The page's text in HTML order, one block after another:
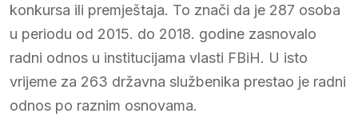
konkursa ili premještaja. To znači da je 287 osoba
u periodu od 2015. do 2018. godine zasnovalo
radni odnos u institucijama vlasti FBiH. U isto
vrijeme za 263 državna službenika prestao je radni
odnos po raznim osnovama.